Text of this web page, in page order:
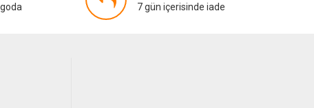
7 gün içerisinde iade